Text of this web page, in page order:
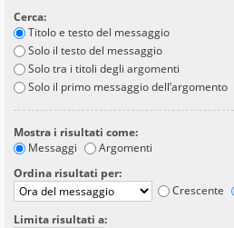
Cerca:
Titolo e testo del messaggio
Solo il testo del messaggio
Solo tra i titoli degli argomenti
Solo il primo messaggio dell’argomento
Mostra i risultati come:
Messaggi
Argomenti
Ordina risultati per:
Crescente
Limita risultati a: